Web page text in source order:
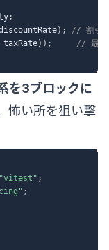
;
) ;
// 割引は
taxRate) ) ;
// 最後
を3ブロックに
怖い所を狙い撃
"vitest" ;
;